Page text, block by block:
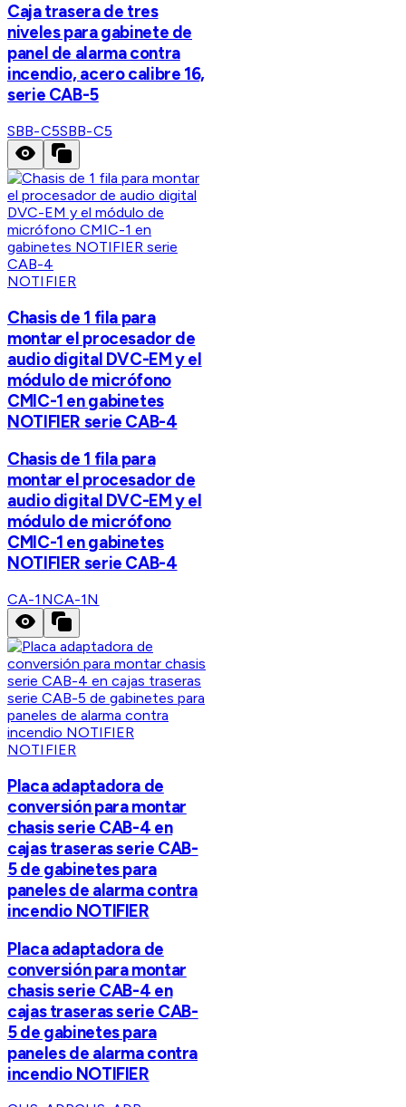
Caja trasera de tres
niveles para gabinete de
panel de alarma contra
incendio, acero calibre 16,
serie CAB-5
SBB-C5SBB-C5
NOTIFIER
Chasis de 1 fila para
montar el procesador de
audio digital DVC-EM y el
módulo de micrófono
CMIC-1 en gabinetes
NOTIFIER serie CAB-4
Chasis de 1 fila para
montar el procesador de
audio digital DVC-EM y el
módulo de micrófono
CMIC-1 en gabinetes
NOTIFIER serie CAB-4
CA-1NCA-1N
NOTIFIER
Placa adaptadora de
conversión para montar
chasis serie CAB-4 en
cajas traseras serie CAB-
5 de gabinetes para
paneles de alarma contra
incendio NOTIFIER
Placa adaptadora de
conversión para montar
chasis serie CAB-4 en
cajas traseras serie CAB-
5 de gabinetes para
paneles de alarma contra
incendio NOTIFIER